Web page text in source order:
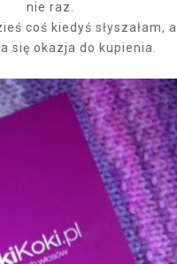
nie raz.
coś kiedyś słyszałam,
się okazja do kupienia.